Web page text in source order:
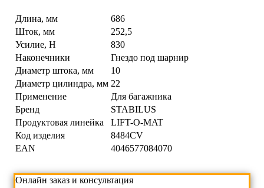
Длина, мм
686
Шток, мм
252,5
Усилие, Н
830
Наконечники
Гнездо под шарнир
Диаметр штока, мм
10
Диаметр цилиндра, мм 22
Применение
Для багажника
Бренд
STABILUS
Продуктовая линейка
LIFT-O-MAT
Код изделия
8484CV
EAN
4046577084070
Онлайн заказ и консультация